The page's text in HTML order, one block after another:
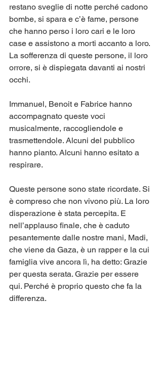
restano sveglie di notte perché cadono
bombe, si spara e c’è fame, persone
che hanno perso i loro cari e le loro
case e assistono a morti accanto a loro.
La sofferenza di queste persone, il loro
orrore, si è dispiegata davanti ai nostri
occhi.
Immanuel, Benoit e Fabrice hanno
accompagnato queste voci
musicalmente, raccogliendole e
trasmettendole. Alcuni del pubblico
hanno pianto. Alcuni hanno esitato a
respirare.
Queste persone sono state ricordate. Si
è compreso che non vivono più. La loro
disperazione è stata percepita. E
nell’applauso finale, che è caduto
pesantemente dalle nostre mani, Madi,
che viene da Gaza, è un rapper e la cui
famiglia vive ancora lì, ha detto: Grazie
per questa serata. Grazie per essere
qui. Perché è proprio questo che fa la
differenza.